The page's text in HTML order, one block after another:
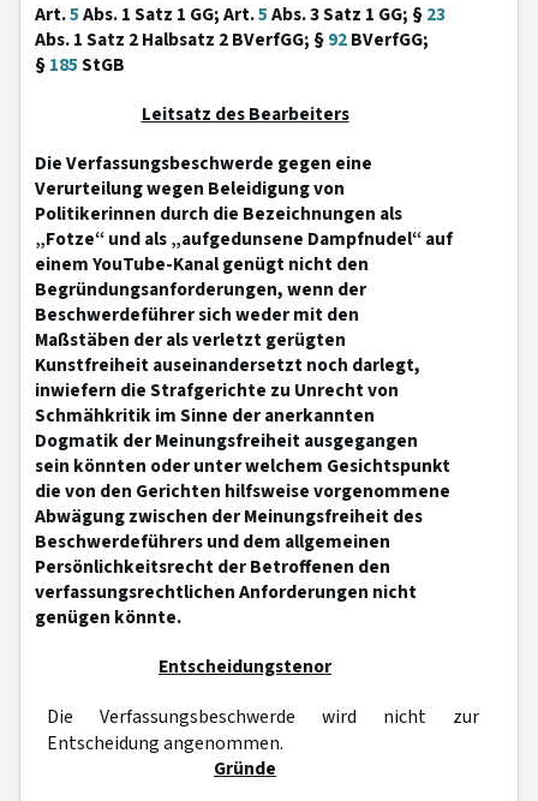
Art.5Abs. 1 Satz 1 GG; Art.5Abs. 3 Satz 1 GG; §23
Abs. 1 Satz 2 Halbsatz 2 BVerfGG; §92BVerfGG;
§185StGB
Leitsatz des Bearbeiters
Die Verfassungsbeschwerde gegen eine
Verurteilung wegen Beleidigung von
Politikerinnen durch die Bezeichnungen als
„Fotze“ und als „aufgedunsene Dampfnudel“ auf
einem YouTube-Kanal genügt nicht den
Begründungsanforderungen, wenn der
Beschwerdeführer sich weder mit den
Maßstäben der als verletzt gerügten
Kunstfreiheit auseinandersetzt noch darlegt,
inwiefern die Strafgerichte zu Unrecht von
Schmähkritik im Sinne der anerkannten
Dogmatik der Meinungsfreiheit ausgegangen
sein könnten oder unter welchem Gesichtspunkt
die von den Gerichten hilfsweise vorgenommene
Abwägung zwischen der Meinungsfreiheit des
Beschwerdeführers und dem allgemeinen
Persönlichkeitsrecht der Betroffenen den
verfassungsrechtlichen Anforderungen nicht
genügen könnte.
Entscheidungstenor
Die Verfassungsbeschwerde wird nicht zur
Entscheidung angenommen.
Gründe